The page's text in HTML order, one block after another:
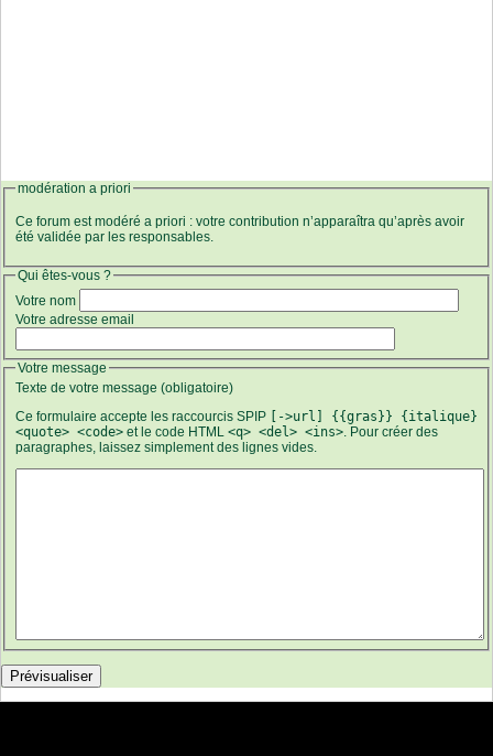
modération a priori
Ce forum est modéré a priori : votre contribution n’apparaîtra qu’après avoir
été validée par les responsables.
Qui êtes-vous ?
Votre nom
Votre adresse email
Votre message
Texte de votre message (obligatoire)
Ce formulaire accepte les raccourcis SPIP
[->url] {{gras}} {italique}
<quote> <code> et le code HTML <q> <del> <ins>. Pour créer des
paragraphes, laissez simplement des lignes vides.